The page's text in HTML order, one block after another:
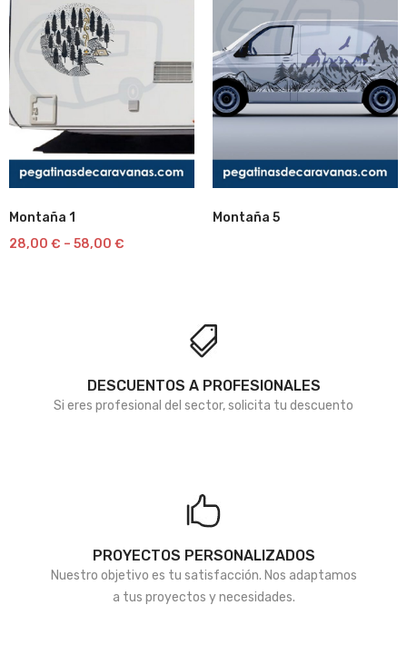
Montaña 1
28,00 € – 58,00 €
Montaña 5
DESCUENTOS A PROFESIONALES
Si eres profesional del sector, solicita tu descuento
PROYECTOS PERSONALIZADOS
Nuestro objetivo es tu satisfacción. Nos adaptamos
a tus proyectos y necesidades.